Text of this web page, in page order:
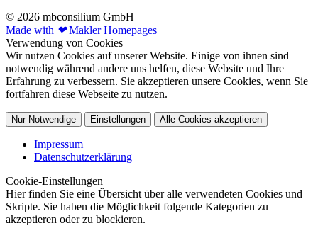
© 2026 mbconsilium GmbH
Made with ❤Makler Homepages
Verwendung von Cookies
Wir nutzen Cookies auf unserer Website. Einige von ihnen sind
notwendig während andere uns helfen, diese Website und Ihre
Erfahrung zu verbessern. Sie akzeptieren unsere Cookies, wenn Sie
fortfahren diese Webseite zu nutzen.
Nur Notwendige Einstellungen Alle Cookies akzeptieren
Impressum
Datenschutzerklärung
Cookie-Einstellungen
Hier finden Sie eine Übersicht über alle verwendeten Cookies und
Skripte. Sie haben die Möglichkeit folgende Kategorien zu
akzeptieren oder zu blockieren.